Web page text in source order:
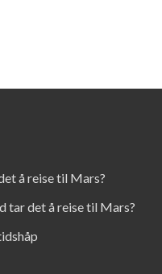
å reise til Mars?
tar det å reise til Mars?